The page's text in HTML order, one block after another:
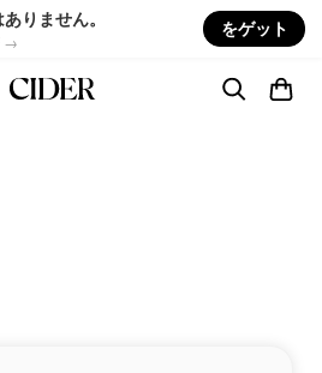
りません。
→
をゲット